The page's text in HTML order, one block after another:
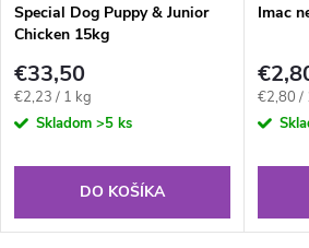
Special Dog Puppy & Junior
Chicken 15kg
€33,50
Jednotková
cena:
€2,23 / 1 kg
Skladom >5 ks
DO KOŠÍKA
Imac
cena:
€2,80 /